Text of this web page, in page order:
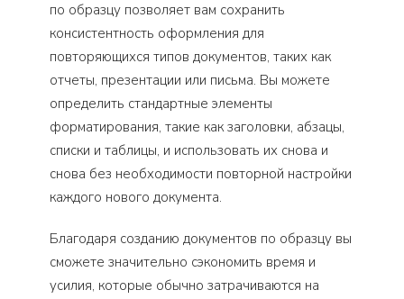
по образцу позволяет вам сохранить
консистентность оформления для
повторяющихся типов документов, таких как
отчеты, презентации или письма. Вы можете
определить стандартные элементы
форматирования, такие как заголовки, абзацы,
списки и таблицы, и использовать их снова и
снова без необходимости повторной настройки
каждого нового документа.
Благодаря созданию документов по образцу вы
сможете значительно сэкономить время и
усилия, которые обычно затрачиваются на